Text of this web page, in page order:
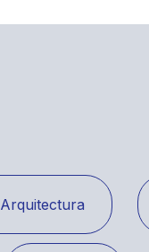
Arquitectura